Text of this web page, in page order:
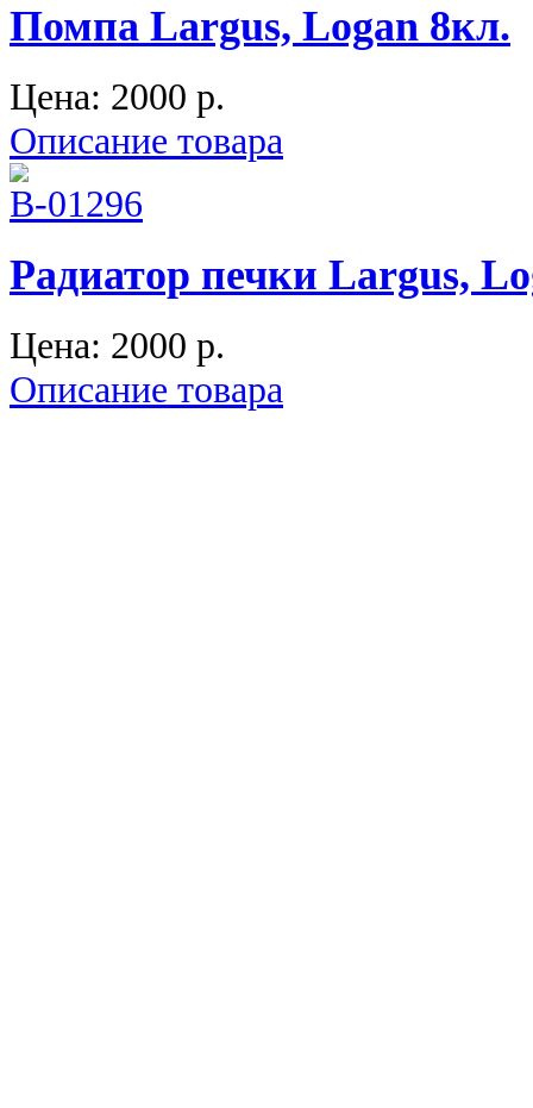
Помпа Largus, Logan 8кл.
Цена: 2000 p.
Описание товара
Радиатор печки Largus,
Цена: 2000 p.
Описание товара